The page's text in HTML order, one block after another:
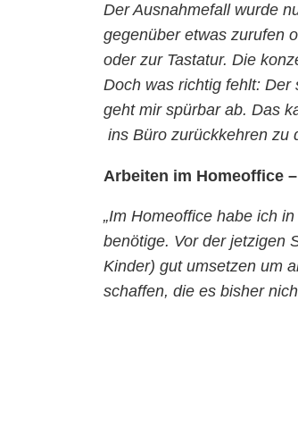
Der Ausnahmefall wurde
gegenüber etwas zurufen
oder zur Tastatur. Die
Doch was richtig fehlt: Der
geht mir spürbar ab. Das
ins Büro zurückkehren zu
Arbeiten im Homeoffice
„Im Homeoffice habe ich
benötige. Vor der jetzigen
Kinder) gut umsetzen um
schaffen, die es bisher